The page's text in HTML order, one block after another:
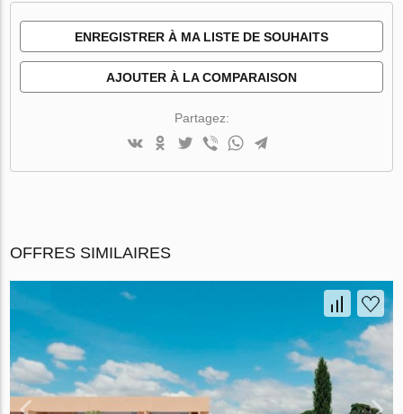
ENREGISTRER À MA LISTE DE SOUHAITS
AJOUTER À LA COMPARAISON
Partagez:
OFFRES SIMILAIRES